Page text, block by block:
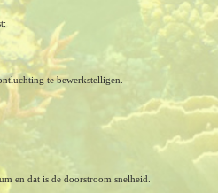
te bewerkstelligen.
en dat is de doorstroom snelheid.